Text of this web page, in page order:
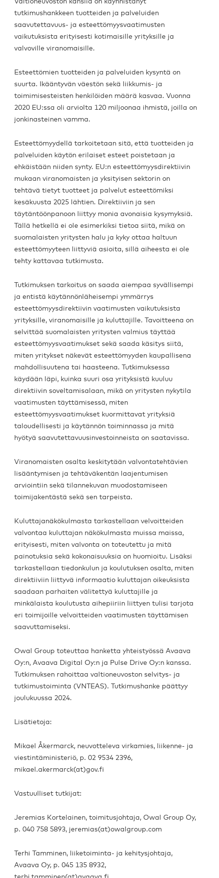
tutkimushankkeen tuotteiden ja palveluiden
saavutettavuus- ja esteettömyysvaatimusten
vaikutuksista erityisesti kotimaisille yrityksille ja
valvoville viranomaisille.
Esteettömien tuotteiden ja palveluiden kysyntä on
suurta. Ikääntyvän väestön sekä liikkumis- ja
toimimisesteisten henkilöiden määrä kasvaa. Vuonna
2020 EU:ssa oli arviolta 120 miljoonaa ihmistä, joilla on
jonkinasteinen vamma.
Esteettömyydellä tarkoitetaan sitä, että tuotteiden ja
palveluiden käytön erilaiset esteet poistetaan ja
ehkäistään niiden synty. EU:n esteettömyysdirektiivin
mukaan viranomaisten ja yksityisen sektorin on
tehtävä tietyt tuotteet ja palvelut esteettömiksi
kesäkuusta 2025 lähtien. Direktiiviin ja sen
täytäntöönpanoon liittyy monia avonaisia kysymyksiä.
Tällä hetkellä ei ole esimerkiksi tietoa siitä, mikä on
suomalaisten yritysten halu ja kyky ottaa haltuun
esteettömyyteen liittyviä asioita, sillä aiheesta ei ole
tehty kattavaa tutkimusta.
Tutkimuksen tarkoitus on saada aiempaa syvällisempi
ja entistä käytännönläheisempi ymmärrys
esteettömyysdirektiivin vaatimusten vaikutuksista
yrityksille, viranomaisille ja kuluttajille. Tavoitteena on
selvittää suomalaisten yritysten valmius täyttää
esteettömyysvaatimukset sekä saada käsitys siitä,
miten yritykset näkevät esteettömyyden kaupallisena
mahdollisuutena tai haasteena. Tutkimuksessa
käydään läpi, kuinka suuri osa yrityksistä kuuluu
direktiivin soveltamisalaan, mikä on yritysten nykytila
vaatimusten täyttämisessä, miten
esteettömyysvaatimukset kuormittavat yrityksiä
taloudellisesti ja käytännön toiminnassa ja mitä
hyötyä saavutettavuusinvestoinneista on saatavissa.
Viranomaisten osalta keskitytään valvontatehtävien
lisääntymisen ja tehtäväkentän laajentumisen
arviointiin sekä tilannekuvan muodostamiseen
toimijakentästä sekä sen tarpeista.
Kuluttajanäkökulmasta tarkastellaan velvoitteiden
valvontaa kuluttajan näkökulmasta muissa maissa,
erityisesti, miten valvonta on toteutettu ja mitä
painotuksia sekä kokonaisuuksia on huomioitu. Lisäksi
tarkastellaan tiedonkulun ja koulutuksen osalta, miten
direktiiviin liittyvä informaatio kuluttajan oikeuksista
saadaan parhaiten välitettyä kuluttajille ja
minkälaista koulutusta aihepiiriin liittyen tulisi tarjota
eri toimijoille velvoitteiden vaatimusten täyttämisen
saavuttamiseksi.
Owal Group toteuttaa hanketta yhteistyössä Avaava
Oy:n, Avaava Digital Oy:n ja Pulse Drive Oy:n kanssa.
Tutkimuksen rahoittaa valtioneuvoston selvitys- ja
tutkimustoiminta (VNTEAS). Tutkimushanke päättyy
joulukuussa 2024.
Lisätietoja:
Mikael Åkermarck, neuvotteleva virkamies, liikenne- ja
viestintäministeriö, p. 02 9534 2396,
mikael.akermarck(at)gov.fi
Vastuulliset tutkijat:
Jeremias Kortelainen, toimitusjohtaja, Owal Group Oy,
p. 040 758 5893, jeremias(at)owalgroup.com
Terhi Tamminen, liiketoiminta- ja kehitysjohtaja,
Avaava Oy, p. 045 135 8932,